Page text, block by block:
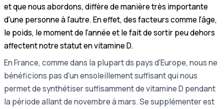
et que nous abordons, diffère de manière très importante
d'une personne à l'autre. En effet, des facteurs comme l'âge,
le poids, le moment de l'année et le fait de sortir peu dehors
affectent notre statut en vitamine D.
En France, comme dans la plupart ds pays d'Europe, nous ne
bénéficions pas d'un ensoleillement suffisant qui nous
permet de synthétiser suffisamment de vitamine D pendant
la période allant de novembre à mars. Se supplémenter est